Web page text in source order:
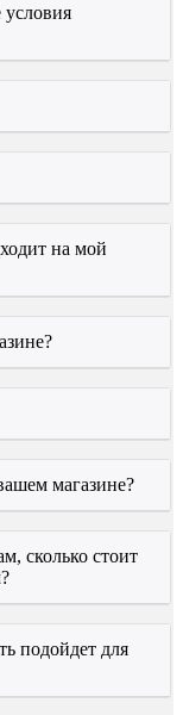
условия
на мой
магазине?
сколько стоит
подойдет для